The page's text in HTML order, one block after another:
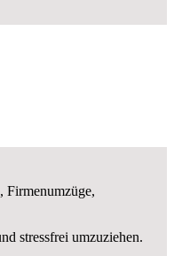
Firmenumzüge,
stressfrei umzuziehen.